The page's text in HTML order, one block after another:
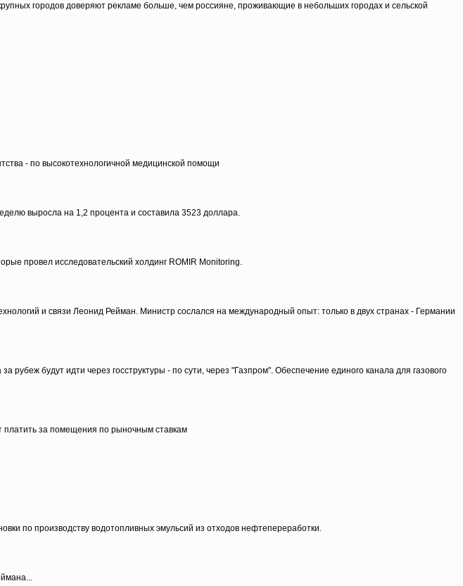
городов доверяют рекламе больше, чем россияне, проживающие в небольших городах и сельской
- по высокотехнологичной медицинской помощи
выросла на 1,2 процента и составила 3523 доллара.
провел исследовательский холдинг ROMIR Monitoring.
и связи Леонид Рейман. Министр сослался на международный опыт: только в двух странах - Германии
рубеж будут идти через госструктуры - по сути, через "Газпром". Обеспечение единого канала для газового
платить за помещения по рыночным ставкам
по производству водотопливных эмульсий из отходов нефтепереработки.